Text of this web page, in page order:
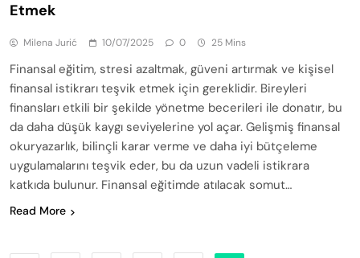
Etmek
Milena Jurić 10/07/2025 0 25 Mins
Finansal eğitim, stresi azaltmak, güveni artırmak ve kişisel
finansal istikrarı teşvik etmek için gereklidir. Bireyleri
finansları etkili bir şekilde yönetme becerileri ile donatır, bu
da daha düşük kaygı seviyelerine yol açar. Gelişmiş finansal
okuryazarlık, bilinçli karar verme ve daha iyi bütçeleme
uygulamalarını teşvik eder, bu da uzun vadeli istikrara
katkıda bulunur. Finansal eğitimde atılacak somut…
Read More